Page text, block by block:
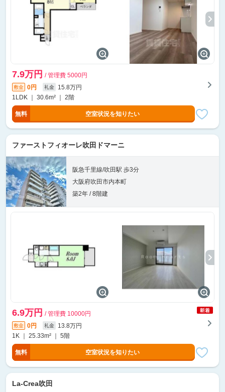
7.9万円 / 管理費 5000円
敷金 0円 礼金
15.8万円
1LDK ｜ 30.6m² ｜ 2階
無料 空室状況を知りたい
ファーストフィオーレ吹田ドマーニ
阪急千里線/吹田駅 歩3分
大阪府吹田市内本町
築2年 / 8階建
6.9万円 / 管理費 10000円
敷金 0円 礼金
13.8万円
1K ｜ 25.33m² ｜ 5階
無料 空室状況を知りたい
La-Crea吹田